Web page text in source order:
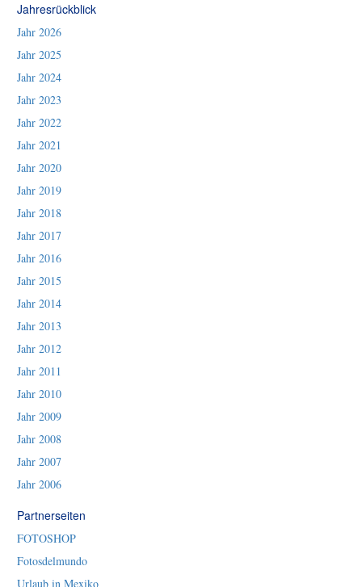
Jahresrückblick
Jahr 2026
Jahr 2025
Jahr 2024
Jahr 2023
Jahr 2022
Jahr 2021
Jahr 2020
Jahr 2019
Jahr 2018
Jahr 2017
Jahr 2016
Jahr 2015
Jahr 2014
Jahr 2013
Jahr 2012
Jahr 2011
Jahr 2010
Jahr 2009
Jahr 2008
Jahr 2007
Jahr 2006
Partnerseiten
FOTOSHOP
Fotosdelmundo
Urlaub in Mexiko